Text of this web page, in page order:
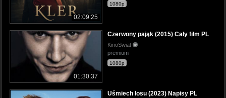
02:09:25
1080p
01:30:37
Czerwony pająk (2015) Cały film PL
KinoSwiat
premium
1080p
Uśmiech losu (2023) Napisy PL